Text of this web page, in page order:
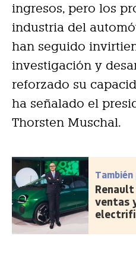
ingresos, pero los
industria del
han seguido
investigación y
reforzado su
ha señalado el
Thorsten Muschal.
También
ventas